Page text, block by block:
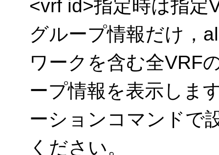
<vrf id>指定時は指定
グループ情報だけ，
ワークを含む全VRF
ープ情報を表示しま
ーションコマンドで
ください。